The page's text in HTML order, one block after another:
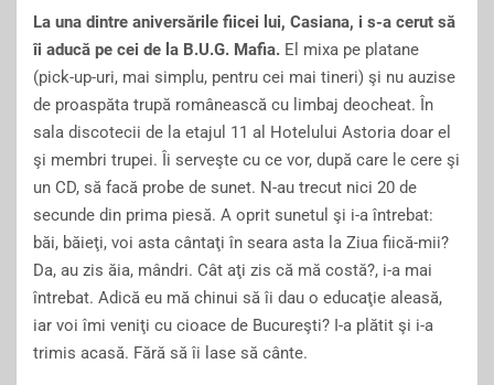
La una dintre aniversările fiicei lui, Casiana, i s-a cerut să
îi aducă pe cei de la B.U.G. Mafia. El mixa pe platane
(pick-up-uri, mai simplu, pentru cei mai tineri) şi nu auzise
de proaspăta trupă românească cu limbaj deocheat. În
sala discotecii de la etajul 11 al Hotelului Astoria doar el
şi membri trupei. Îi serveşte cu ce vor, după care le cere şi
un CD, să facă probe de sunet. N-au trecut nici 20 de
secunde din prima piesă. A oprit sunetul şi i-a întrebat:
băi, băieţi, voi asta cântaţi în seara asta la Ziua fiică-mii?
Da, au zis ăia, mândri. Cât aţi zis că mă costă?, i-a mai
întrebat. Adică eu mă chinui să îi dau o educaţie aleasă,
iar voi îmi veniţi cu cioace de Bucureşti? I-a plătit şi i-a
trimis acasă. Fără să îi lase să cânte.